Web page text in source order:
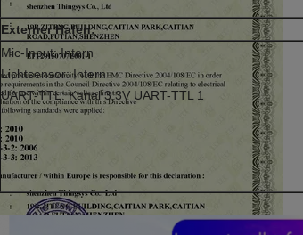
Externer Hafen:
Mic-Input: Intern
Lichtsensor: Intern
UART-TTL: Kanal 3.3V UART-TTL 1